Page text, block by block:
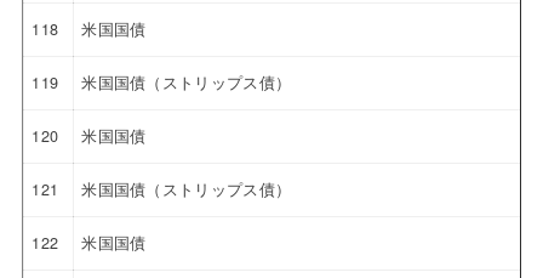
118 米国国債
119 米国国債（ストリップス債）
120 米国国債
121 米国国債（ストリップス債）
122 米国国債